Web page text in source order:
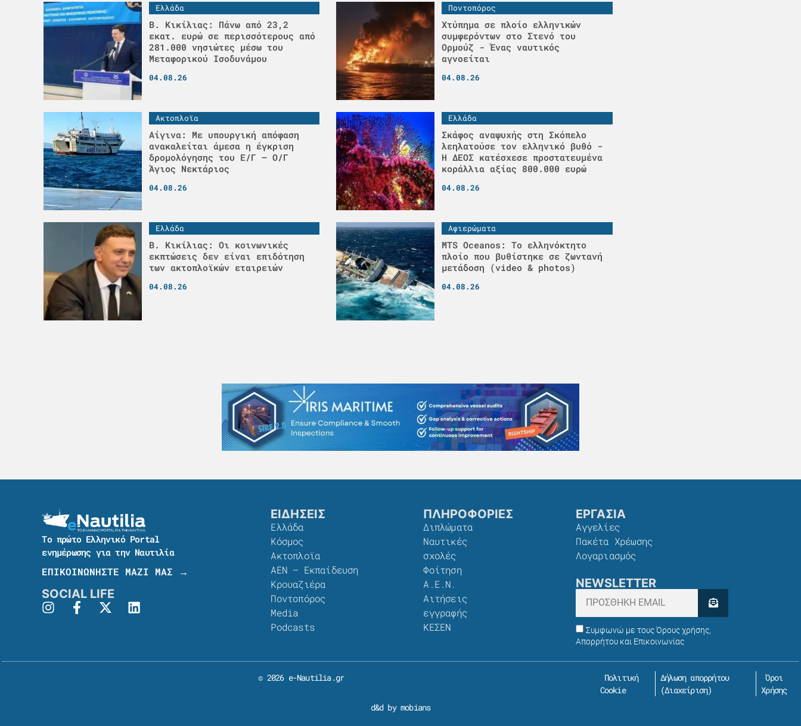
Ελλάδα
Β. Κικίλιας: Πάνω από 23,2
εκατ. ευρώ σε περισσότερους από
281.000 νησιώτες μέσω του
Μεταφορικού Ισοδυνάμου
04.08.26
Ποντοπόρος
Χτύπημα σε πλοίο ελληνικών
συμφερόντων στο Στενό του
Ορμούζ - Ένας ναυτικός
αγνοείται
04.08.26
Ακτοπλοϊα
Αίγινα: Με υπουργική απόφαση
ανακαλείται άμεσα η έγκριση
δρομολόγησης του Ε/Γ – Ο/Γ
Άγιος Νεκτάριος
04.08.26
Ελλάδα
Σκάφος αναψυχής στη Σκόπελο
λεηλατούσε τον ελληνικό βυθό -
H ΔΕΟΣ κατέσχεσε προστατευμένα
κοράλλια αξίας 800.000 ευρώ
04.08.26
Ελλάδα
Β. Κικίλιας: Οι κοινωνικές
εκπτώσεις δεν είναι επιδότηση
των ακτοπλοϊκών εταιρειών
04.08.26
Αφιερώματα
MTS Oceanos: Το ελληνόκτητο
πλοίο που βυθίστηκε σε ζωντανή
μετάδοση (video & photos)
04.08.26
Το πρώτο Ελληνικό Portal
ενημέρωσης για την Ναυτιλία
ΕΠΙΚΟΙΝΩΝΗΣΤΕ ΜΑΖΙ ΜΑΣ →
SOCIAL LIFE
ΕΙΔΗΣΕΙΣ
Ελλάδα
Κόσμος
Ακτοπλοϊα
ΑΕΝ – Εκπαίδευση
Κρουαζιέρα
Ποντοπόρος
Media
Podcasts
ΠΛΗΡΟΦΟΡΙΕΣ
Διπλώματα
Ναυτικές
σχολές
Φοίτηση
Α.Ε.Ν.
Αιτήσεις
εγγραφής
ΚΕΣΕΝ
ΕΡΓΑΣΙΑ
Αγγελίες
Πακέτα Χρέωσης​
Λογαριασμός
NEWSLETTER
Συμφωνώ με τους Όρους χρήσης,
Απορρήτου και Επικοινωνίας
© 2026 e-Nautilia.gr
Πολιτική
Cookie
Δήλωση απορρήτου
(Διαχείριση)
Όροι
Χρήσης
d&d by mobians